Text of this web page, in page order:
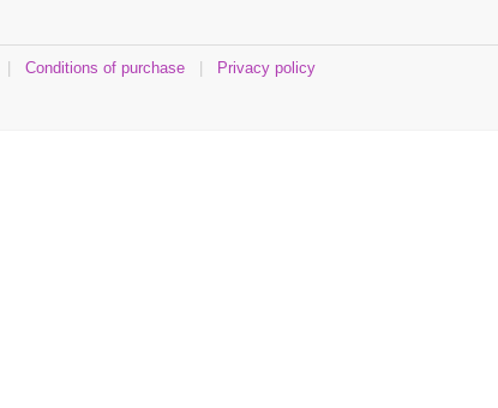
Conditions of purchase Privacy policy